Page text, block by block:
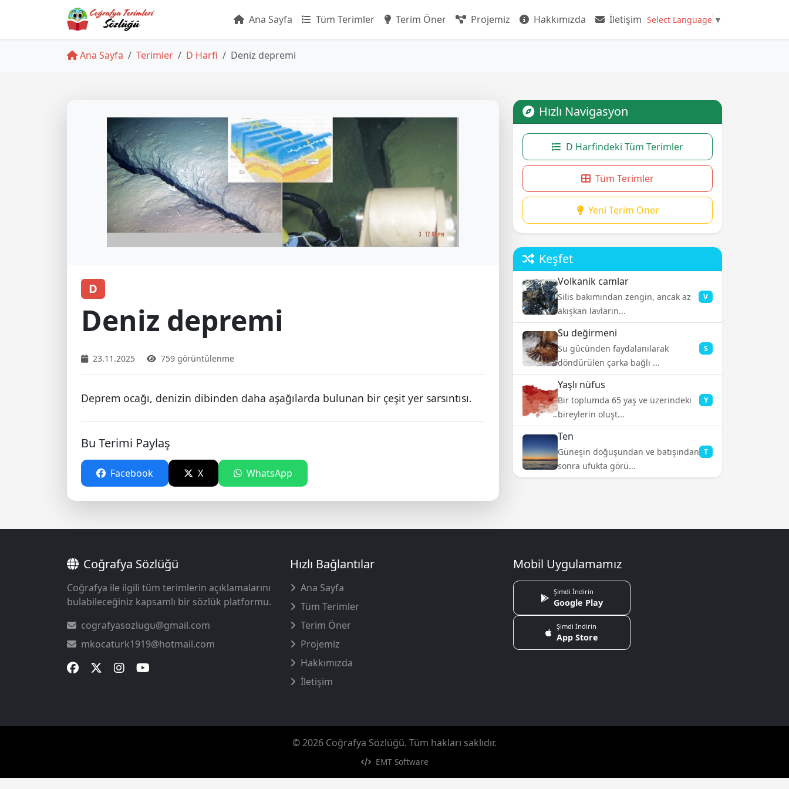
Ana Sayfa Tüm Terimler Terim Öner Projemiz Hakkımızda İletişim Select Language ▼
Ana Sayfa Terimler D Harfi Deniz depremi
D
Deniz depremi
23.11.2025 759 görüntülenme
Deprem ocağı, denizin dibinden daha aşağılarda bulunan bir çeşit yer sarsıntısı.
Bu Terimi Paylaş
Facebook X WhatsApp
Hızlı Navigasyon
D Harfindeki Tüm Terimler
Tüm Terimler
Yeni Terim Öner
Keşfet
Volkanik camlar
Silis bakımından zengin, ancak az
akışkan lavların...
V
Su değirmeni
Su gücünden faydalanılarak
döndürülen çarka bağlı ...
S
Yaşlı nüfus
Bir toplumda 65 yaş ve üzerindeki
bireylerin oluşt...
Y
Ten
Güneşin doğuşundan ve batışından
sonra ufukta görü...
T
Coğrafya Sözlüğü
Coğrafya ile ilgili tüm terimlerin açıklamalarını
bulabileceğiniz kapsamlı bir sözlük platformu.
cografyasozlugu@gmail.com
mkocaturk1919@hotmail.com
Hızlı Bağlantılar
Ana Sayfa
Tüm Terimler
Terim Öner
Projemiz
Hakkımızda
İletişim
Mobil Uygulamamız
Şimdi İndirin
Google Play
Şimdi İndirin
App Store
© 2026 Coğrafya Sözlüğü. Tüm hakları saklıdır.
EMT Software